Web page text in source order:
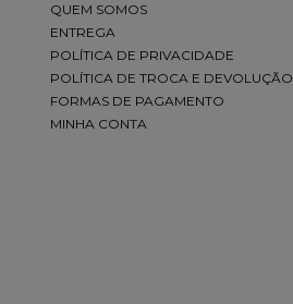
QUEM SOMOS
ENTREGA
POLÍTICA DE PRIVACIDADE
POLÍTICA DE TROCA E DEVOLUÇÃO
FORMAS DE PAGAMENTO
MINHA CONTA